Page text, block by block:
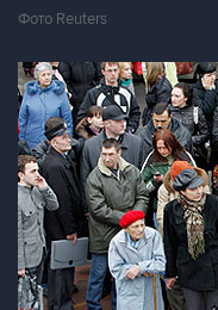
Фото Reuters